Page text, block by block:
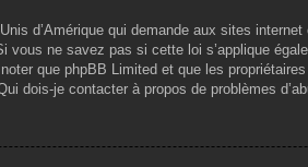
d’Amérique qui demande aux sites
ne savez pas si cette loi s’applique
que phpBB Limited et que les
dois-je contacter à propos de problèmes